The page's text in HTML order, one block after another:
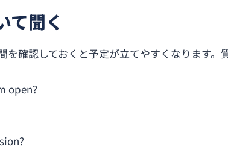
て聞く
確認しておくと予定が立てやすくなります
open?